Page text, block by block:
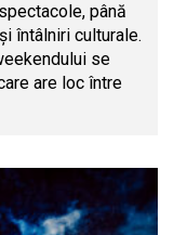
până
întâlniri culturale.
se
are loc între